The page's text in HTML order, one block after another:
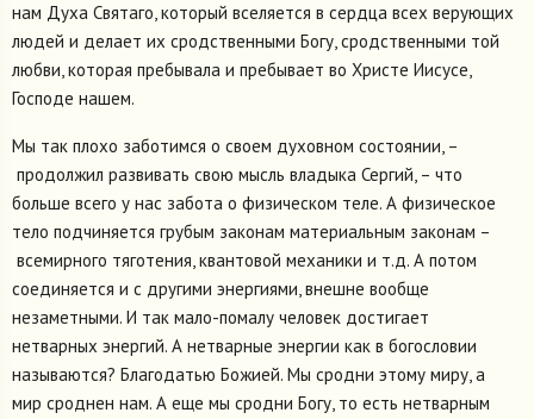
нам Духа Святаго, который вселяется в сердца всех верующих
людей и делает их сродственными Богу, сродственными той
любви, которая пребывала и пребывает во Христе Иисусе,
Господе нашем.
Мы так плохо заботимся о своем духовном состоянии, –
продолжил развивать свою мысль владыка Сергий, – что
больше всего у нас забота о физическом теле. А физическое
тело подчиняется грубым законам материальным законам –
всемирного тяготения, квантовой механики и т.д. А потом
соединяется и с другими энергиями, внешне вообще
незаметными. И так мало-помалу человек достигает
нетварных энергий. А нетварные энергии как в богословии
называются? Благодатью Божией. Мы сродни этому миру, а
мир сроднен нам. А еще мы сродни Богу, то есть нетварным